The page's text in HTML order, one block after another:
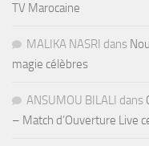
TV Marocaine
MALIKA NASRI dans
magie célèbres
ANSUMOU BILALI dans
– Match d’Ouverture Live